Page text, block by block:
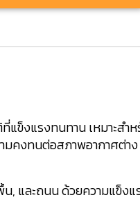
งแรงทนทาน เหมาะสำห
คงทนต่อสภาพอากาศต่าง
, และถนน ด้วยความแข็ง